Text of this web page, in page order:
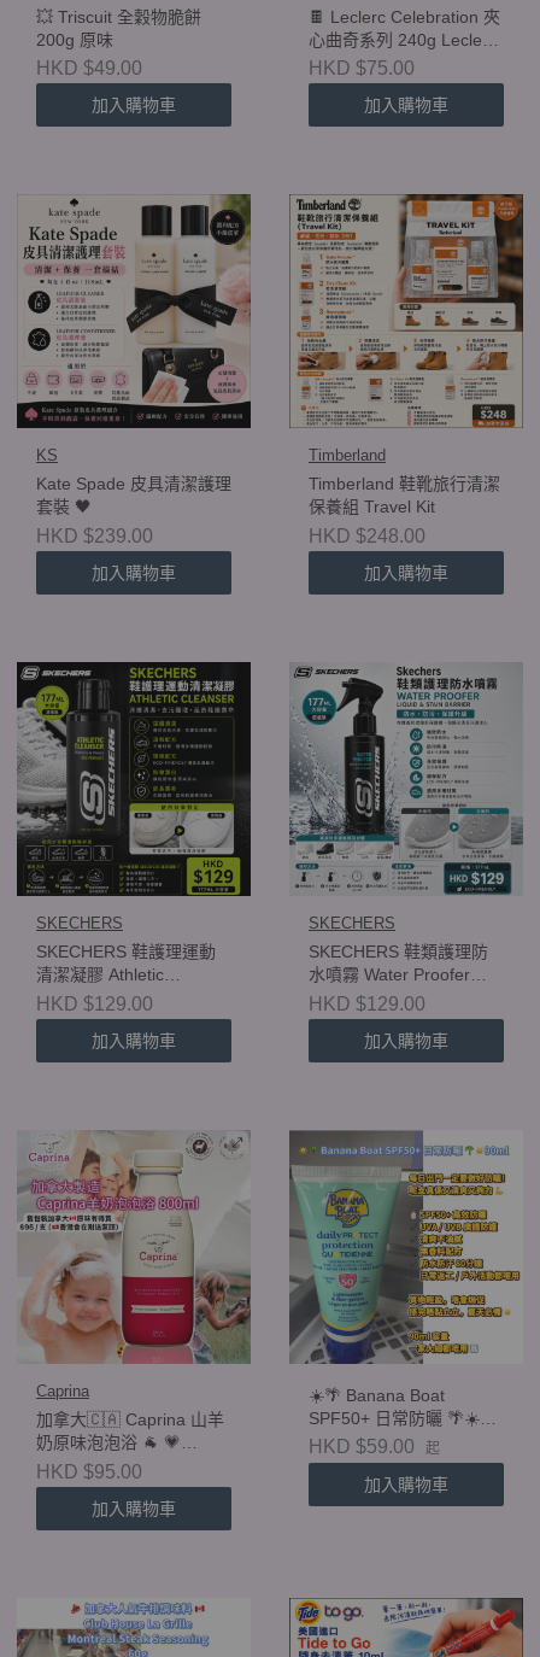
💥 Triscuit 全穀物脆餅
200g 原味
HKD $49.00
加入購物車
🍫 Leclerc Celebration 夾
心曲奇系列 240g Leclerc
Celebration Sandwich
Cookies 240g
HKD $75.00
加入購物車
KS
Kate Spade 皮具清潔護理
套裝 🖤
HKD $239.00
加入購物車
Timberland
Timberland 鞋靴旅行清潔
保養組 Travel Kit
HKD $248.00
加入購物車
SKECHERS
SKECHERS 鞋護理運動
清潔凝膠 Athletic
Cleanser 177mL
HKD $129.00
加入購物車
SKECHERS
SKECHERS 鞋類護理防
水噴霧 Water Proofer
Liquid & Stain Barrier
177mL
HKD $129.00
加入購物車
Caprina
加拿大🇨🇦 Caprina 山羊
奶原味泡泡浴 🐐 💗
800ml （舊包裝）香港會
附送泵頭👍
HKD $95.00
加入購物車
☀️🌴 Banana Boat
SPF50+ 日常防曬 🌴☀️
90ml
HKD $59.00 起
加入購物車